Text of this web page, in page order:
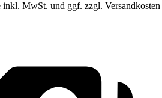
MwSt. und ggf. zzgl. Versandkosten